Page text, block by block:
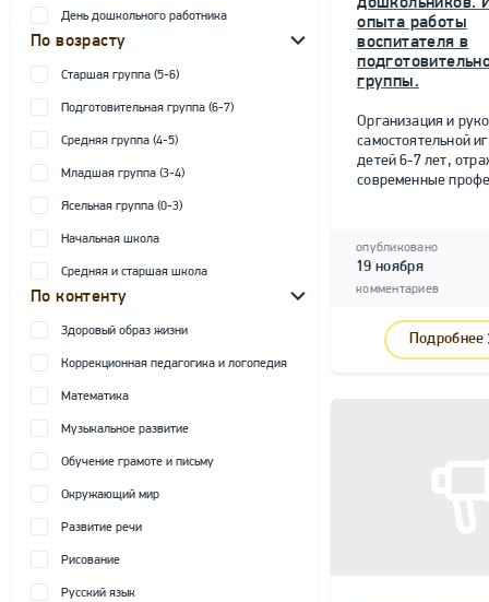
День дошкольного работника
По возрасту
Старшая группа (5-6)
Подготовительная группа (6-7)
Средняя группа (4-5)
Младшая группа (3-4)
Ясельная группа (0-3)
Начальная школа
Средняя и старшая школа
По контенту
Здоровый образ жизни
Коррекционная педагогика и логопедия
Математика
Музыкальное развитие
Обучение грамоте и письму
Окружающий мир
Развитие речи
Рисование
Русский язык
опыта работы
воспитателя в
группы.
Организация и
самостоятельной
детей 6-7 лет,
современные
опубликовано
19 ноября
комментариев
Подробнее